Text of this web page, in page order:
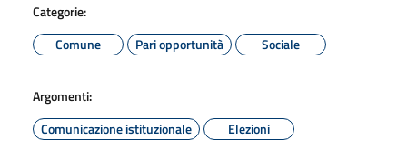
Categorie:
Comune
Pari opportunità Sociale
Argomenti:
Comunicazione istituzionale
Elezioni